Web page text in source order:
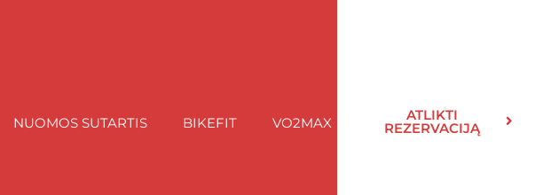
NUOMOS SUTARTIS BIKEFIT VO2MAX ATLIKTI
REZERVACIJĄ